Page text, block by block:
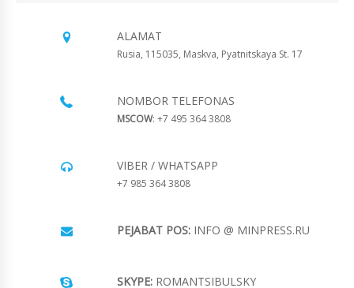
ALAMAT
Rusia, 115035, Maskva, Pyatnitskaya St. 17
NOMBOR TELEFONAS
MSCOW: +7 495 364 3808
VIBER / WHATSAPP
+7 985 364 3808
PEJABAT POS: INFO @ MINPRESS.RU
SKYPE: ROMANTSIBULSKY